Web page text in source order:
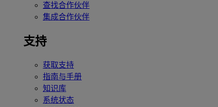
查找合作伙伴
集成合作伙伴
支持
获取支持
指南与手册
知识库
系统状态